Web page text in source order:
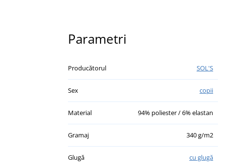
Parametri
Producătorul SOL'S
Sex copii
Material 94% poliester / 6% elastan
Gramaj 340 g/m2
Glugă cu glugă